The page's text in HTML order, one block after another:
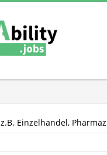
z.B. Einzelhandel,